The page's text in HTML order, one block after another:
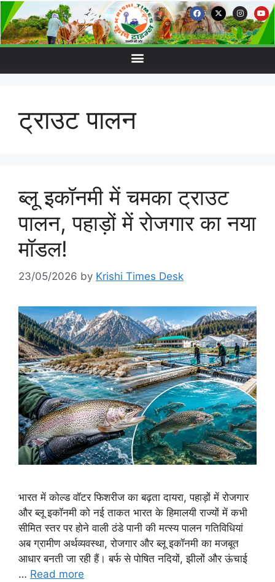
ट्राउट पालन
ब्लू इकॉनमी में चमका ट्राउट
पालन, पहाड़ों में रोजगार का नया
मॉडल!
23/05/2026 by Krishi Times Desk
भारत में कोल्ड वॉटर फिशरीज का बढ़ता दायरा, पहाड़ों में रोजगार
और ब्लू इकॉनमी को नई ताकत भारत के हिमालयी राज्यों में कभी
सीमित स्तर पर होने वाली ठंडे पानी की मत्स्य पालन गतिविधियां
अब ग्रामीण अर्थव्यवस्था, रोजगार और ब्लू इकॉनमी का मजबूत
आधार बनती जा रही हैं। बर्फ से पोषित नदियों, झीलों और ऊंचाई
… Read more